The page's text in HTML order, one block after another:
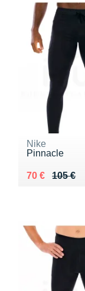
Nike
Pinnacle
105 €
Au lieu de
70 €
Vendu 70 €